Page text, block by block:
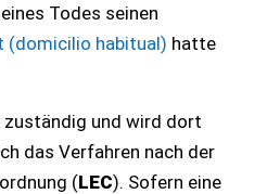
Todes seinen
(domicilio habitual) hatte
zuständig und wird dort
das Verfahren nach der
(LEC). Sofern eine